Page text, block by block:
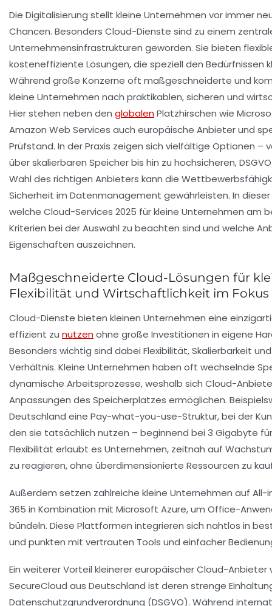
Die Digitalisierung stellt kleine Unternehmen vor immer
Chancen. Besonders Cloud-Dienste sind zu einem
Unternehmensinfrastrukturen geworden. Sie bieten
kosteneffiziente Lösungen, die speziell den Bedürfnissen
Während große Konzerne oft maßgeschneiderte und
kleine Unternehmen nach praktikablen, sicheren und
Hier stehen neben den globalenPlatzhirschen wie
Amazon Web Services auch europäische Anbieter und
Prüfstand. In der Praxis zeigen sich vielfältige Optionen –
über skalierbaren Speicher bis hin zu hochsicheren,
Wahl des richtigen Anbieters kann die
Sicherheit im Datenmanagement gewährleisten. In
welche Cloud-Services 2025 für kleine Unternehmen am
Kriterien bei der Auswahl zu beachten sind und welche
Eigenschaften auszeichnen.
Maßgeschneiderte Cloud-Lösungen für
Flexibilität und Wirtschaftlichkeit im Fokus
Cloud-Dienste bieten kleinen Unternehmen eine
effizient zu nutzenohne große Investitionen in eigene
Besonders wichtig sind dabei Flexibilität, Skalierbarkeit
Verhältnis. Kleine Unternehmen haben oft wechselnde
dynamische Arbeitsprozesse, weshalb sich Cloud-
Anpassungen des Speicherplatzes ermöglichen.
Deutschland eine Pay-what-you-use-Struktur, bei der
den sie tatsächlich nutzen – beginnend bei 3 Gigabyte
Flexibilität erlaubt es Unternehmen, zeitnah auf
zu reagieren, ohne überdimensionierte Ressourcen zu
Außerdem setzen zahlreiche kleine Unternehmen auf
365 in Kombination mit Microsoft Azure, um Office-
bündeln. Diese Plattformen integrieren sich nahtlos in
und punkten mit vertrauten Tools und einfacher
Ein weiterer Vorteil kleinerer europäischer Cloud-Anbieter
SecureCloud aus Deutschland ist deren strenge
Datenschutzgrundverordnung (DSGVO). Während